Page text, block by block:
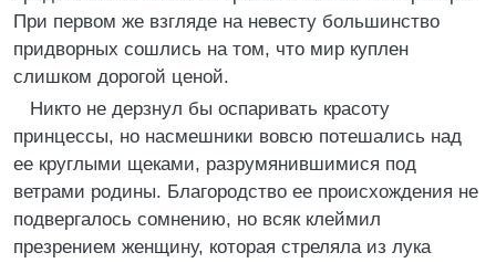
При первом же взгляде на невесту большинство
придворных сошлись на том, что мир куплен
слишком дорогой ценой.
Никто не дерзнул бы оспаривать красоту
принцессы, но насмешники вовсю потешались над
ее круглыми щеками, разрумянившимися под
ветрами родины. Благородство ее происхождения не
подвергалось сомнению, но всяк клеймил
презрением женщину, которая стреляла из лука